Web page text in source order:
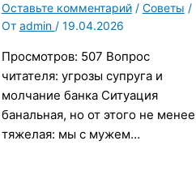
Оставьте комментарий / Советы /
От admin / 19.04.2026
Просмотров: 507 Вопрос
читателя: угрозы супруга и
молчание банка Ситуация
банальная, но от этого не менее
тяжелая: мы с мужем…